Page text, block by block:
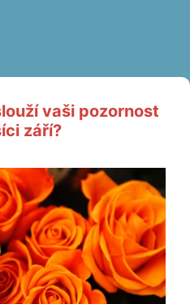
vaši pozornost
září?